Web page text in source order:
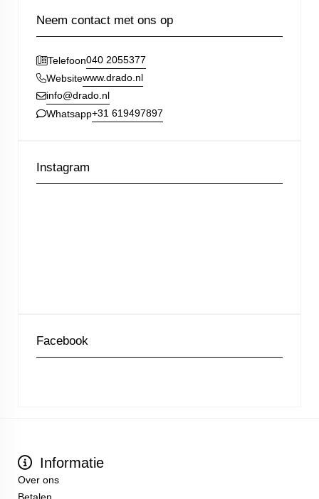
Neem contact met ons op
Telefoon040 2055377
Websitewww.drado.nl
info@drado.nl
Whatsapp+31 619497897
Instagram
Facebook
Informatie
Over ons